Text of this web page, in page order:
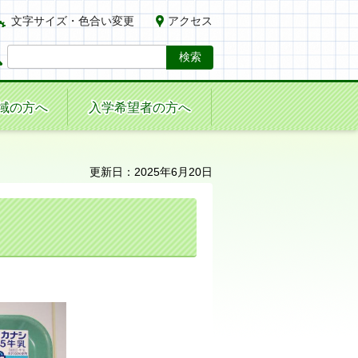
文字サイズ・色合い変更 アクセス
の方へ 入学希望者の方へ
更新日：2025年6月20日